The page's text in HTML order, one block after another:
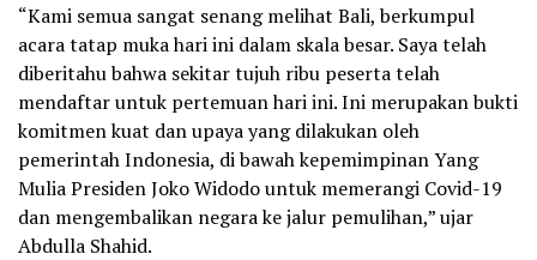
“Kami semua sangat senang melihat Bali, berkumpul
acara tatap muka hari ini dalam skala besar. Saya telah
diberitahu bahwa sekitar tujuh ribu peserta telah
mendaftar untuk pertemuan hari ini. Ini merupakan bukti
komitmen kuat dan upaya yang dilakukan oleh
pemerintah Indonesia, di bawah kepemimpinan Yang
Mulia Presiden Joko Widodo untuk memerangi Covid-19
dan mengembalikan negara ke jalur pemulihan,” ujar
Abdulla Shahid.